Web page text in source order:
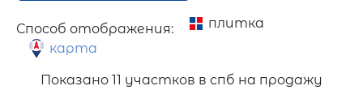
Способ отображения:
плитка
карта
Показано 11 участков в спб на продажу